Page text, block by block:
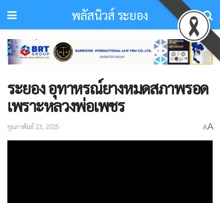
พลัสนิวส์ ระยอง
ระยอง อุทาหรณ์ยางหมดสภาพรอด
เพราะหลวงพ่อเพชร
กุมภาพันธ์ 23, 2025 AA